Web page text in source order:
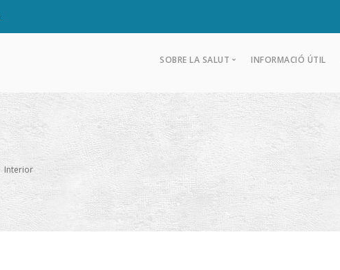
SOBRE LA SALUT
Sobre La Salut
Història del Santuari
Goigs
Salve de la Mare de Déu de La Salut
INFORMACIÓ ÚTIL
Interior